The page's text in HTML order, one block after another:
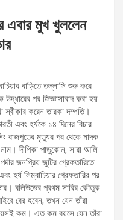
এবার মুখ খুললেন
বাড়িতে তল্লাসি শুরু করে
পর জিজ্ঞাসাবাদ করা হয়
স্বীকার করেন তারকা দম্পতি।
এবং হর্ষকে ১৪ দিনের বিচার
রাজপুতের মৃত্যুর পর থেকে মাদক
দীপিকা পাড়ুকোন, সারা আলি
জনপ্রিয় জুটির গ্রেফতারিতে
লিম্বাচিয়ার গ্রেফতারির পর
বলিউডের প্রথম সারির কৌতুক
বের হবেন, তখন যেন তাঁরা
বয়সই কম। এত কম বয়সে যেন তাঁরা